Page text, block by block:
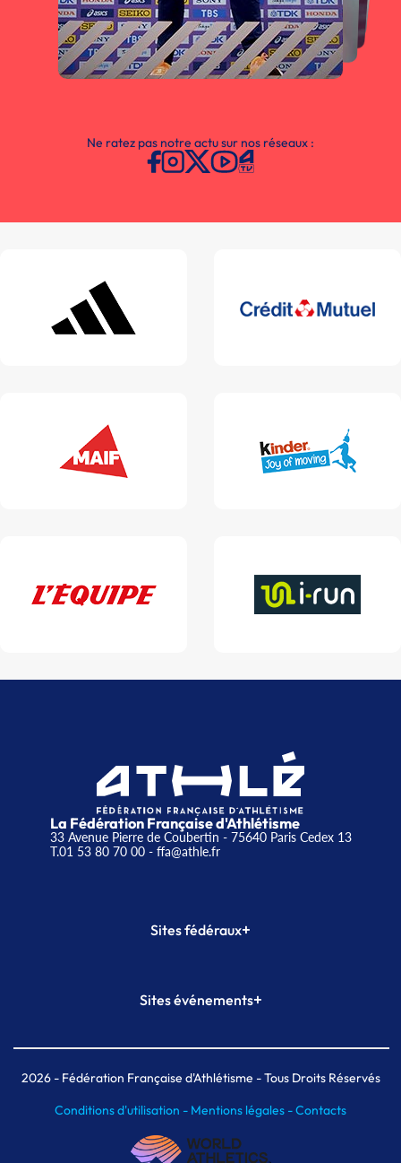
Ne ratez pas notre actu sur nos réseaux :
La Fédération Française d'Athlétisme
33 Avenue Pierre de Coubertin - 75640 Paris Cedex 13
T.01 53 80 70 00- ffa@athle.fr
Sites fédéraux+
Plateforme Formation
Sites événements+
Meeting de Paris indoor
MAIF Ekiden de Paris
2026- Fédération Française d'Athlétisme - Tous Droits Réservés
Conditions d'utilisation - Mentions légales -Contacts